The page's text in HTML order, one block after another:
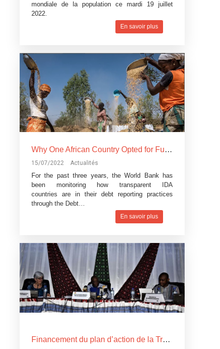
mondiale de la population ce mardi 19 juillet
2022.
En savoir plus
Why One African Country Opted for Full Disclosure on Debt
15/07/2022 Actualités
For the past three years, the World Bank has
been monitoring how transparent
IDA
countries are in their debt reporting practices
through the Debt…
En savoir plus
Financement du plan d’action de la Transition : le Gouvernement échange avec les partenaires techniques et financiers